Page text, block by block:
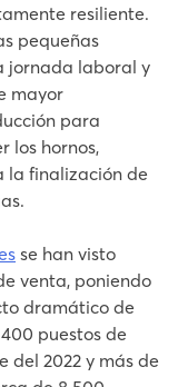
resiliente.
pequeñas
jornada laboral y
mayor
para
los hornos,
la finalización de
se han visto
venta, poniendo
dramático de
puestos de
del 2022 y más de